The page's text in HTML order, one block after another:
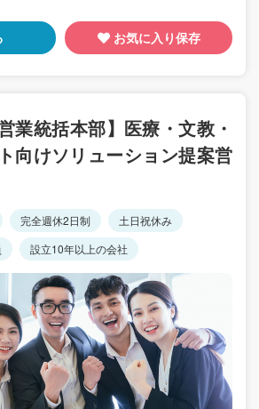
お気に入り保存
業統括本部】医療・文教・
向けソリューション提案営
完全週休2日制
土日祝休み
設立10年以上の会社